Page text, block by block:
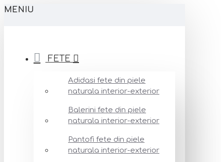
MENIU
FETE
Adidasi fete din piele
naturala interior-exterior
Balerini fete din piele
naturala interior-exterior
Pantofi fete din piele
naturala interior-exterior